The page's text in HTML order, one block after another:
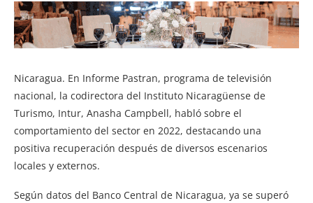
Nicaragua. En Informe Pastran, programa de televisión
nacional, la codirectora del Instituto Nicaragüense de
Turismo, Intur, Anasha Campbell, habló sobre el
comportamiento del sector en 2022, destacando una
positiva recuperación después de diversos escenarios
locales y externos.
Según datos del Banco Central de Nicaragua, ya se superó